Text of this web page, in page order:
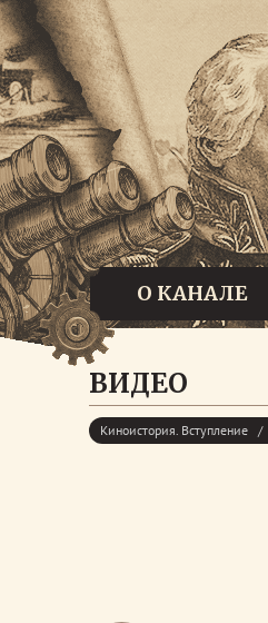
О КАНАЛЕ
ВИДЕО
Киноистория. Вступление